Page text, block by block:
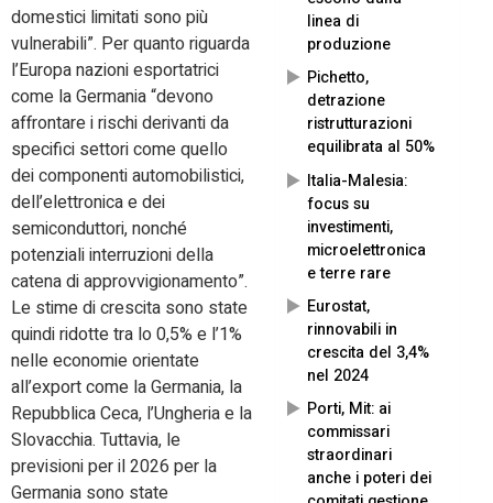
linea di
produzione
Pichetto,
detrazione
ristrutturazioni
equilibrata al 50%
Italia-Malesia:
focus su
investimenti,
microelettronica
e terre rare
Eurostat,
rinnovabili in
crescita del 3,4%
nel 2024
Porti, Mit: ai
commissari
straordinari
anche i poteri dei
domestici limitati sono più
vulnerabili”. Per quanto riguarda
l’Europa nazioni esportatrici
come la Germania “devono
affrontare i rischi derivanti da
specifici settori come quello
dei componenti automobilistici,
dell’elettronica e dei
semiconduttori, nonché
potenziali interruzioni della
catena di approvvigionamento”.
Le stime di crescita sono state
quindi ridotte tra lo 0,5% e l’1%
nelle economie orientate
all’export come la Germania, la
Repubblica Ceca, l’Ungheria e la
Slovacchia. Tuttavia, le
previsioni per il 2026 per la
Germania sono state